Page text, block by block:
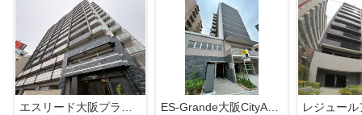
ES-Grande大阪CityAvenue